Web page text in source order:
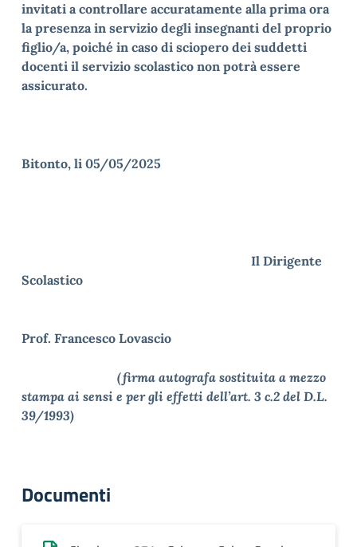
invitati a controllare accuratamente alla prima ora
la presenza in servizio degli insegnanti del proprio
figlio/a, poiché in caso di sciopero dei suddetti
docenti il servizio scolastico non potrà essere
assicurato.
Bitonto, li 05/05/2025
Il Dirigente
Scolastico
Prof. Francesco Lovascio
(firma autografa sostituita a mezzo
stampa ai sensi e per gli effetti dell’art. 3 c.2 del D.L.
39/1993)
Documenti